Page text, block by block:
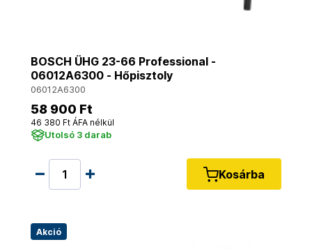
BOSCH ÜHG 23-66 Professional -
06012A6300 - Hőpisztoly
06012A6300
58 900 Ft
46 380 Ft ÁFA nélkül
Utolsó 3 darab
Kosárba
Akció